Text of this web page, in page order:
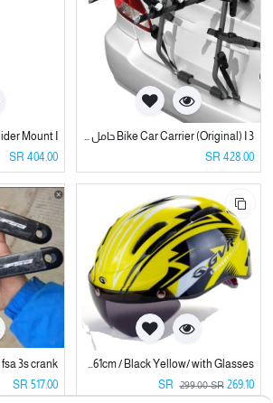
3 Bike Car Carrier (Original) I حامل دراجة للسيارة ثلاثي
428.00
404.00
Helmet/ 17 Ventilations / 250g / 56~61cm / Black Yellow/ with Glasses خوذه دراجة هوائية ماركه جيفيار
269.10
SR
299.00SR
fsa 3s crank (نسخة)
517.00